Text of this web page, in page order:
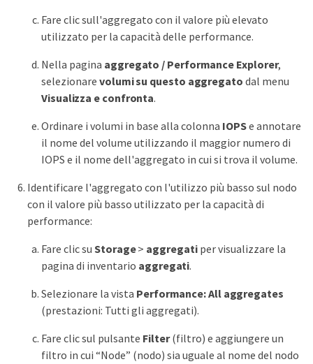
Fare clic sull'aggregato con il valore più elevato
utilizzato per la capacità delle performance.
Nella pagina aggregato / Performance Explorer,
selezionare volumi su questo aggregato dal menu
Visualizza e confronta.
Ordinare i volumi in base alla colonna IOPSe annotare
il nome del volume utilizzando il maggior numero di
IOPS e il nome dell'aggregato in cui si trova il volume.
Identificare l'aggregato con l'utilizzo più basso sul nodo
con il valore più basso utilizzato per la capacità di
performance:
Fare clic su Storage> aggregatiper visualizzare la
pagina di inventario aggregati.
Selezionare la vista Performance: All aggregates
(prestazioni: Tutti gli aggregati).
Fare clic sul pulsante Filter(filtro) e aggiungere un
filtro in cui “Node” (nodo) sia uguale al nome del nodo